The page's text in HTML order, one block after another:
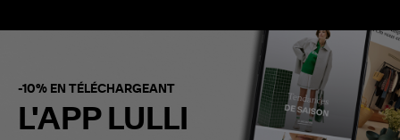
-10% EN TÉLÉCHARGEANT
L'APP LULLI